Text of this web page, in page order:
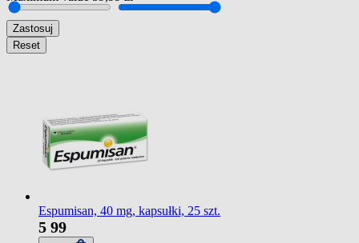
Zastosuj
Reset
Espumisan, 40 mg, kapsułki, 25 szt.
5 99